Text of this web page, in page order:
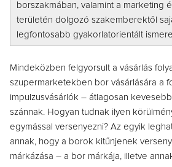
borszakmában, valamint a marketing
területén dolgozó szakemberektől
legfontosabb gyakorlatorientált
Mindeközben felgyorsult a vásárlás
szupermarketekben bor vásárlására a
impulzusvásárlók – átlagosan
szánnak. Hogyan tudnak ilyen
egymással versenyezni? Az egyik
annak, hogy a borok kitűnjenek
márkázása – a bor márkája, illetve